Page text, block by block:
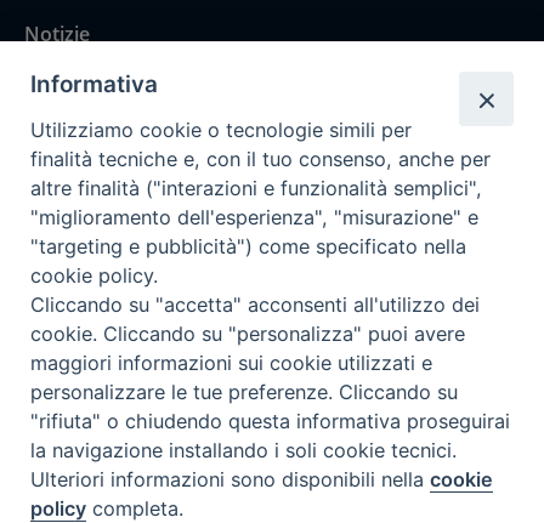
Notizie
Rubriche
Chi siamo
Come abbonarsi
Contatti
Informativa
Utilizziamo cookie o tecnologie simili per
finalità tecniche e, con il tuo consenso, anche per
altre finalità ("interazioni e funzionalità semplici",
"miglioramento dell'esperienza", "misurazione" e
"targeting e pubblicità") come specificato nella
cookie policy.
Cliccando su "accetta" acconsenti all'utilizzo dei
cookie. Cliccando su "personalizza" puoi avere
maggiori informazioni sui cookie utilizzati e
personalizzare le tue preferenze. Cliccando su
"rifiuta" o chiudendo questa informativa proseguirai
la navigazione installando i soli cookie tecnici.
Ulteriori informazioni sono disponibili nellacookie
policy completa.